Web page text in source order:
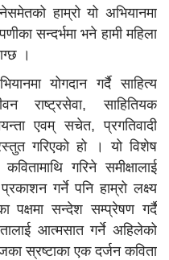
हाम्रो यो अभियानमा
सन्दर्भमा भने हामी महिला
।
योगदान गर्दै साहित्य
राष्ट्रसेवा, साहितियक
एवम् सचेत, प्रगतिवादी
गरिएको हो । यो विशेष
गरिने समीक्षालाई
गर्ने पनि हाम्रो लक्ष्य
पक्षमा सन्देश सम्प्रेषण गर्दै
आत्मसात गर्ने अहिलेको
स्रष्टाका एक दर्जन कविता